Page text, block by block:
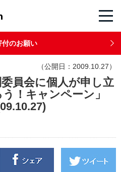
付のお願い
（公開日：2009.10.27）
委員会に個人が申し立
！キャンペーン」